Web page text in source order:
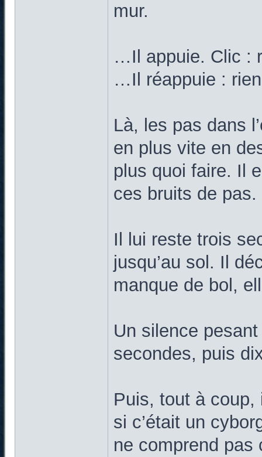
mur.
…Il appuie. Clic :
…Il réappuie :
Là, les pas dans
en plus vite en
plus quoi faire. Il
ces bruits de pas.
Il lui reste trois
jusqu’au sol. Il
manque de bol,
Un silence pesant
secondes, puis
Puis, tout à
si c’était un
ne comprend pas